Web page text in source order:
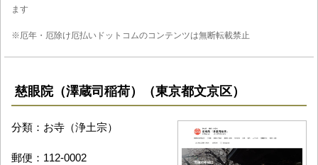
ます
※厄年・厄除け厄払いドットコムのコンテンツは無断転載禁止
慈眼院（澤蔵司稲荷）（東京都文京区）
分類：お寺（浄土宗）
郵便：112-0002